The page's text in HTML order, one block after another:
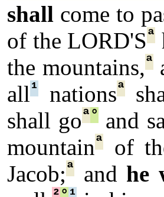
shall come to
of the LORD'Sª
the mountains,ª
all¹ nationsª
shall goª°and
mountainª of
Jacob;ª and he